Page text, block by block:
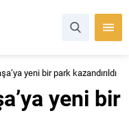
yeni bir park kazandırıldı
yeni bir